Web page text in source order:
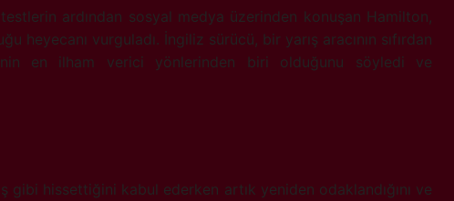
ardından sosyal medya üzerinden konuşan Hamilton,
heyecanı vurguladı. İngiliz sürücü, bir yarış aracının sıfırdan
en ilham verici yönlerinden biri olduğunu söyledi ve
hissettiğini kabul ederken artık yeniden odaklandığını ve